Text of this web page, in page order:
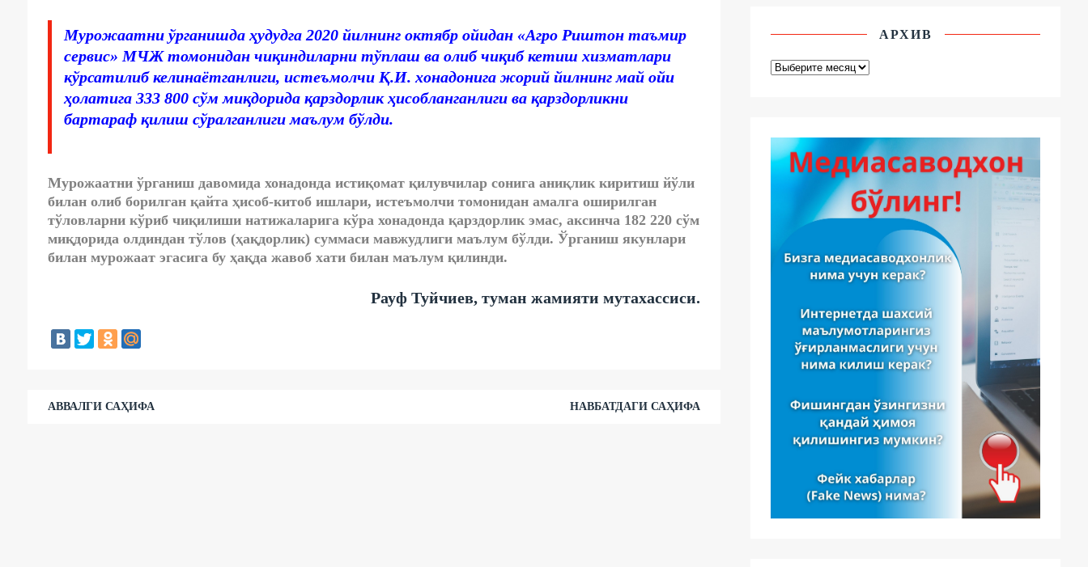
Мурожаатни ўрганишда ҳудудга 2020 йилнинг октябр ойидан «Агро Риштон таъмир
сервис» МЧЖ томонидан чиқиндиларни тўплаш ва олиб чиқиб кетиш хизматлари
кўрсатилиб келинаётганлиги, истеъмолчи Қ.И. хонадонига жорий йилнинг май ойи
ҳолатига 333 800 сўм миқдорида қарздорлик ҳисобланганлиги ва қарздорликни
бартараф қилиш сўралганлиги маълум бўлди.
Мурожаатни ўрганиш давомида хонадонда истиқомат қилувчилар сонига аниқлик киритиш йўли
билан олиб борилган қайта ҳисоб-китоб ишлари, истеъмолчи томонидан амалга оширилган
тўловларни кўриб чиқилиши натижаларига кўра хонадонда қарздорлик эмас, аксинча 182 220 сўм
миқдорида олдиндан тўлов (ҳақдорлик) суммаси мавжудлиги маълум бўлди. Ўрганиш якунлари
билан мурожаат эгасига бу ҳақда жавоб хати билан маълум қилинди.
Рауф Туйчиев, туман жамияти мутахассиси.
АВВАЛГИ САҲИФА НАВБАТДАГИ САҲИФА
АРХИВ